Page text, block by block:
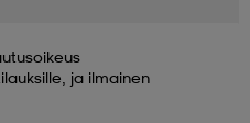
ja ilmainen